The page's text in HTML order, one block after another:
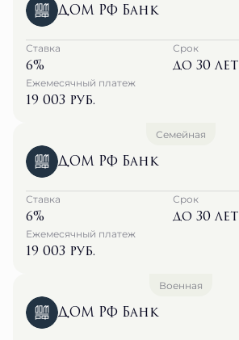
ДОМ РФ Банк
Ставка
6%
Срок
до 30 лет
Ежемесячный платеж
19 003 руб.
Семейная
ДОМ РФ Банк
Ставка
6%
Срок
до 30 лет
Ежемесячный платеж
19 003 руб.
Военная
ДОМ РФ Банк